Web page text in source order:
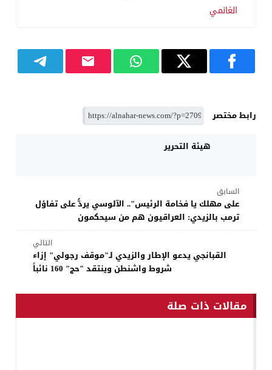
الغانمي
رابط مختصر
هيئة التحرير
السابق
على مهلك يا فخامة الرئيس".. الآلوسي يردُّ على تفاؤل
ترمب بالزيدي: العراقيون هم من سيحكمون
التالي
القبانجي يدعو الإطار والزيدي لـ"موقف رجولي" إزاء
شروط واشنطن وينتقد "حج" 160 نائباً
مقالات ذات صلة